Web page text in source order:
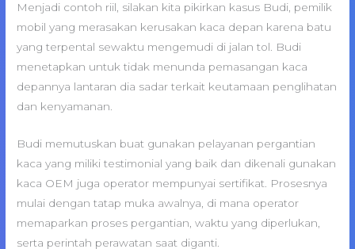
Menjadi contoh riil, silakan kita pikirkan kasus Budi, pemilik
mobil yang merasakan kerusakan kaca depan karena batu
yang terpental sewaktu mengemudi di jalan tol. Budi
menetapkan untuk tidak menunda pemasangan kaca
depannya lantaran dia sadar terkait keutamaan penglihatan
dan kenyamanan.
Budi memutuskan buat gunakan pelayanan pergantian
kaca yang miliki testimonial yang baik dan dikenali gunakan
kaca OEM juga operator mempunyai sertifikat. Prosesnya
mulai dengan tatap muka awalnya, di mana operator
memaparkan proses pergantian, waktu yang diperlukan,
serta perintah perawatan saat diganti.